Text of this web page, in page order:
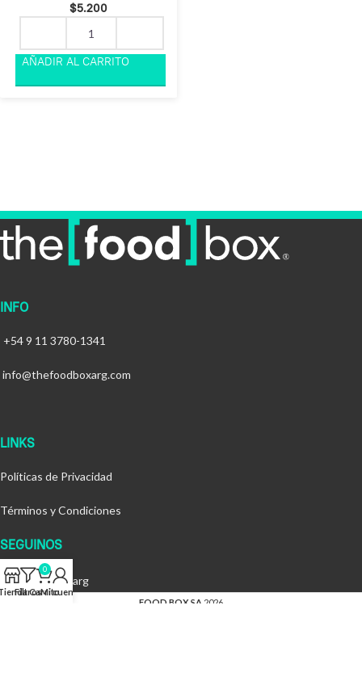
$5.200
INFO
+54 9 11 3780-1341
info@thefoodboxarg.com
LINKS
Políticas de Privacidad
Términos y Condiciones
SEGUINOS
@thefoodboxarg
FOOD BOX SA 2026
Filtros
0
Carrito
Mi cuenta